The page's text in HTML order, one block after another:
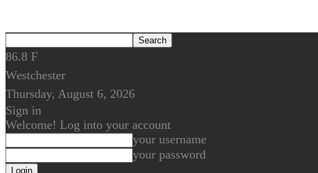
86.8 F
Westchester
Thursday, August 6, 2026
Sign in
Welcome! Log into your account
your username
your password